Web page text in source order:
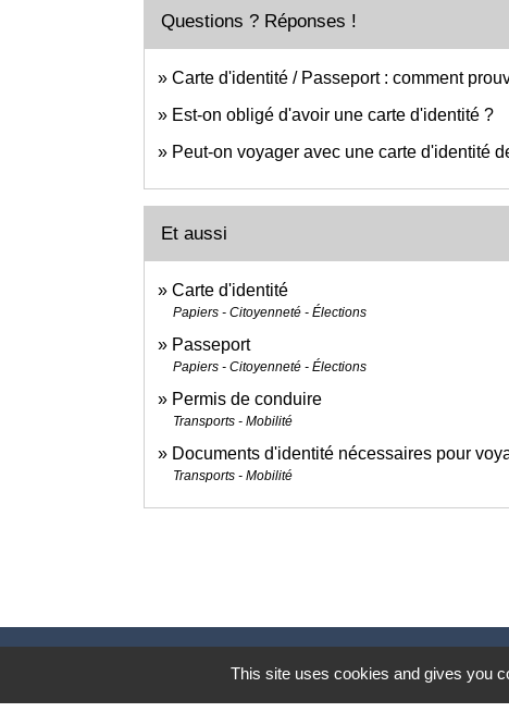
Questions ? Réponses !
Carte d'identité / Passeport : comment
Est-on obligé d'avoir une carte d'identité ?
Peut-on voyager avec une carte d'identité
Et aussi
Carte d'identité
Papiers - Citoyenneté - Élections
Passeport
Papiers - Citoyenneté - Élections
Permis de conduire
Transports - Mobilité
Documents d'identité nécessaires pour
Transports - Mobilité
This site uses cookies and gives you